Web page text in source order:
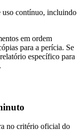
uso contínuo, incluindo
em ordem
para a perícia. Se
específico para
no critério oficial do